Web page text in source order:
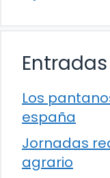
Los
españa
Jornadas
agrario